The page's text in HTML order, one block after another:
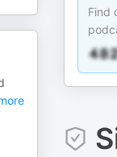
Find